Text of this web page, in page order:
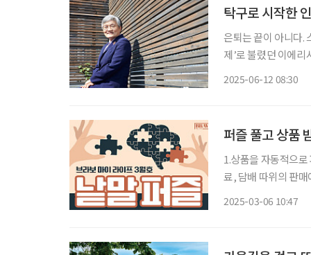
탁구로 시작한
은퇴는 끝이 아니다.
제’로 불렸던 이에
2025-06-12 08:30
퍼즐 풀고 상품
1.상품을 자동적으
료, 담배 따위의 판
2025-03-06 10:47